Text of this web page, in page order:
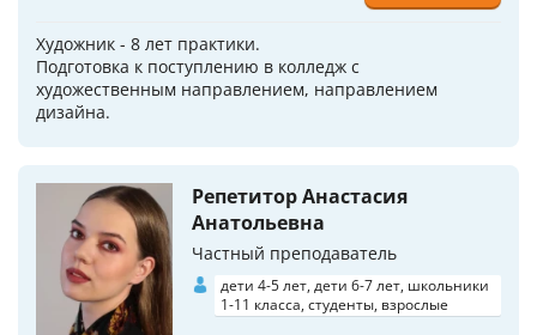
Художник - 8 лет практики.
Подготовка к поступлению в колледж с
художественным направлением, направлением
дизайна.
Репетитор Анастасия
Анатольевна
Частный преподаватель
дети 4-5 лет, дети 6-7 лет, школьники
1-11 класса, студенты, взрослые